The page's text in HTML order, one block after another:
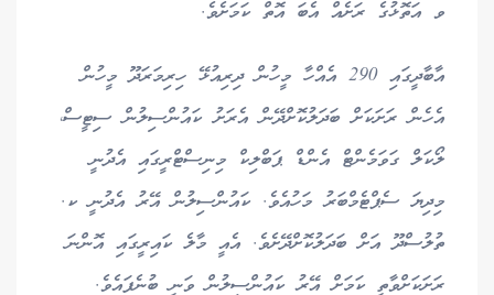
ވ އަތޮޅުގެ ރަށެއް އެބަ އޮތް ކަމަށެވެ.
އާބާދީގައި 290 އެއްހާ މީހުން ދިރިއުޅޭ ހިރިމަރަދޫ މީހުން
އެހެން ރަށަކަށް ބަދަލުކޮށްދޭން އެރަށު ކައުންސިލުން ސިޓީސް،
ލޯކަލް ގަވަމެންޓް އެންޑް ޕަބްލިކް މިނިސްޓްރީގައި އެދުނީ
މިދިޔަ ސެޕްޓެމްބަރު މަހުއެވެ. ކައުންސިލުން އޭރު އެދުނީ ކ.
ތުލުސްދޫ އަށް ބަދަލުކޮށްދޭށެވެ. އެއީ މާލެ ކައިރީގައި އޮންނަ
ރަށަކަށްވާތީ ކަމަށް އޭރު ކައުންސިލުން ވަނީ ބުނެފައެވެ.